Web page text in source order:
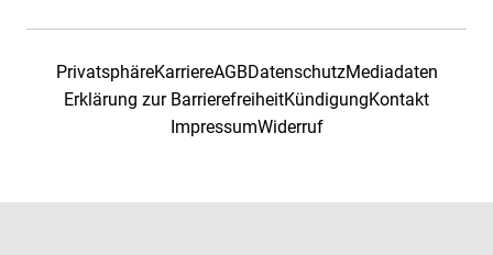
PrivatsphäreKarriereAGBDatenschutzMediadaten
Erklärung zur BarrierefreiheitKündigungKontakt
ImpressumWiderruf